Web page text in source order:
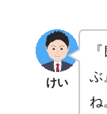
けい
ぶ
ね